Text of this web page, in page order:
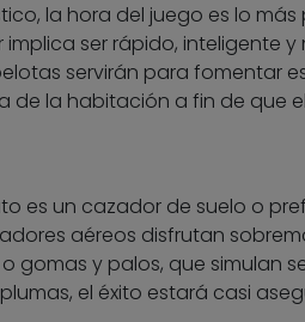
la hora del juego es lo
ser rápido, inteligente
servirán para fomentar
de la habitación a fin de que
es un cazador de suelo o
aéreos disfrutan
gomas y palos, que simulan
el éxito estará casi